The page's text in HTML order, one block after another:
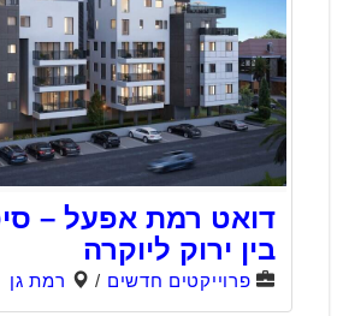
דואט רמת אפעל –
בין ירוק ליוקרה
פרוייקטים חדשים / רמת גן